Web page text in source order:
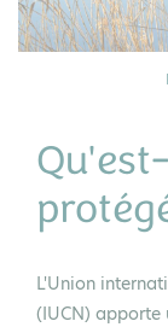
L'Union
(IUCN) apporte